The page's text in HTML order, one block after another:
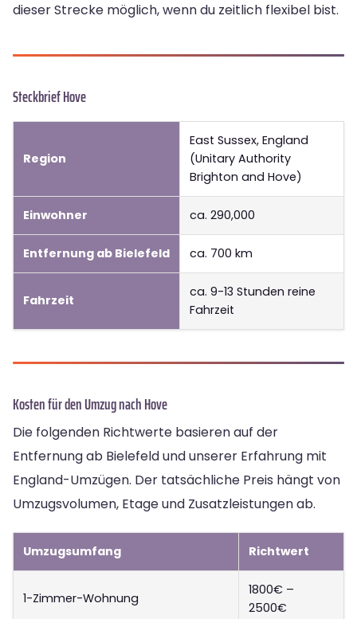
dieser Strecke möglich, wenn du zeitlich flexibel bist.
Steckbrief Hove
Region
East Sussex, England
(Unitary Authority
Brighton and Hove)
Einwohner ca. 290,000
Entfernung ab Bielefeld ca. 700 km
Fahrzeit
ca. 9-13 Stunden reine
Fahrzeit
Kosten für den Umzug nach Hove
Die folgenden Richtwerte basieren auf der
Entfernung ab Bielefeld und unserer Erfahrung mit
England-Umzügen. Der tatsächliche Preis hängt von
Umzugsvolumen, Etage und Zusatzleistungen ab.
Umzugsumfang Richtwert
1-Zimmer-Wohnung
1800€ –
2500€